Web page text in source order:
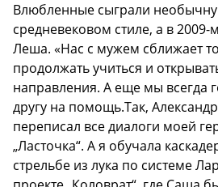
Влюбленные сыграли
средневековом стиле, а в
Леша. «Нас с мужем сближает
продолжать учиться и
направления. А еще мы всегда
другу на помощь.Так,
переписал все диалоги моей
„Ласточка“. А я обучала
стрельбе из лука по системе